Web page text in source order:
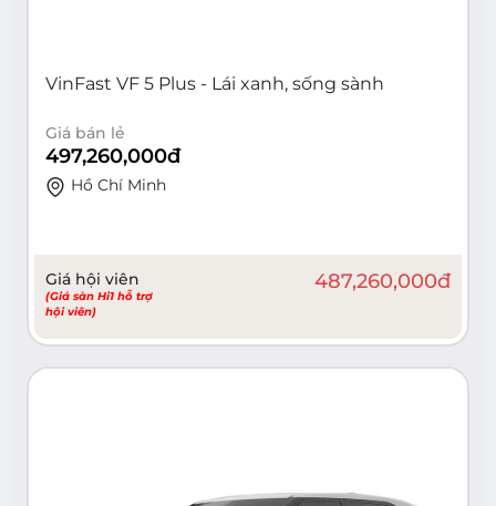
VinFast VF 5 Plus - Lái xanh, sống sành
Giá bán lẻ
497,260,000đ
Hồ Chí Minh
Giá hội viên
(Giá sàn Hi1 hỗ trợ
hội viên)
487,260,000đ